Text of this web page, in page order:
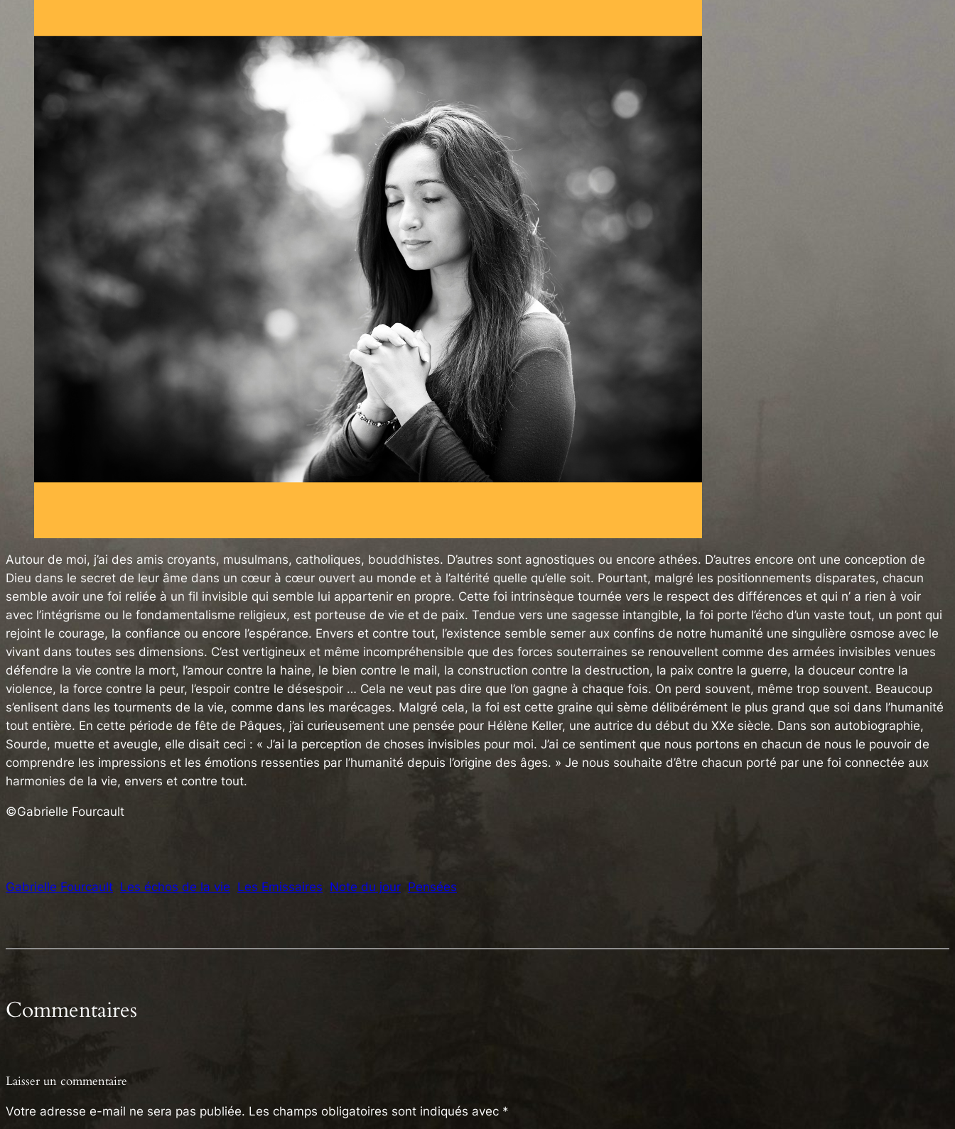
Autour de moi, j’ai des amis croyants, musulmans, catholiques, bouddhistes. D’autres sont agnostiques ou encore athées. D’autres encore ont une conception de
Dieu dans le secret de leur âme dans un cœur à cœur ouvert au monde et à l’altérité quelle qu’elle soit. Pourtant, malgré les positionnements disparates, chacun
semble avoir une foi reliée à un fil invisible qui semble lui appartenir en propre. Cette foi intrinsèque tournée vers le respect des différences et qui n’ a rien à voir
avec l’intégrisme ou le fondamentalisme religieux, est porteuse de vie et de paix. Tendue vers une sagesse intangible, la foi porte l’écho d’un vaste tout, un pont qui
rejoint le courage, la confiance ou encore l’espérance. Envers et contre tout, l’existence semble semer aux confins de notre humanité une singulière osmose avec le
vivant dans toutes ses dimensions. C’est vertigineux et même incompréhensible que des forces souterraines se renouvellent comme des armées invisibles venues
défendre la vie contre la mort, l’amour contre la haine, le bien contre le mail, la construction contre la destruction, la paix contre la guerre, la douceur contre la
violence, la force contre la peur, l’espoir contre le désespoir … Cela ne veut pas dire que l’on gagne à chaque fois. On perd souvent, même trop souvent. Beaucoup
s’enlisent dans les tourments de la vie, comme dans les marécages. Malgré cela, la foi est cette graine qui sème délibérément le plus grand que soi dans l’humanité
tout entière. En cette période de fête de Pâques, j’ai curieusement une pensée pour Hélène Keller, une autrice du début du XXe siècle. Dans son autobiographie,
Sourde, muette et aveugle, elle disait ceci : « J’ai la perception de choses invisibles pour moi. J’ai ce sentiment que nous portons en chacun de nous le pouvoir de
comprendre les impressions et les émotions ressenties par l’humanité depuis l’origine des âges. » Je nous souhaite d’être chacun porté par une foi connectée aux
harmonies de la vie, envers et contre tout.
©Gabrielle Fourcault
Gabrielle Fourcault Les échos de la vie Les Emissaires Note du jour Pensées
Commentaires
Laisser un commentaire
Votre adresse e-mail ne sera pas publiée. Les champs obligatoires sont indiqués avec *